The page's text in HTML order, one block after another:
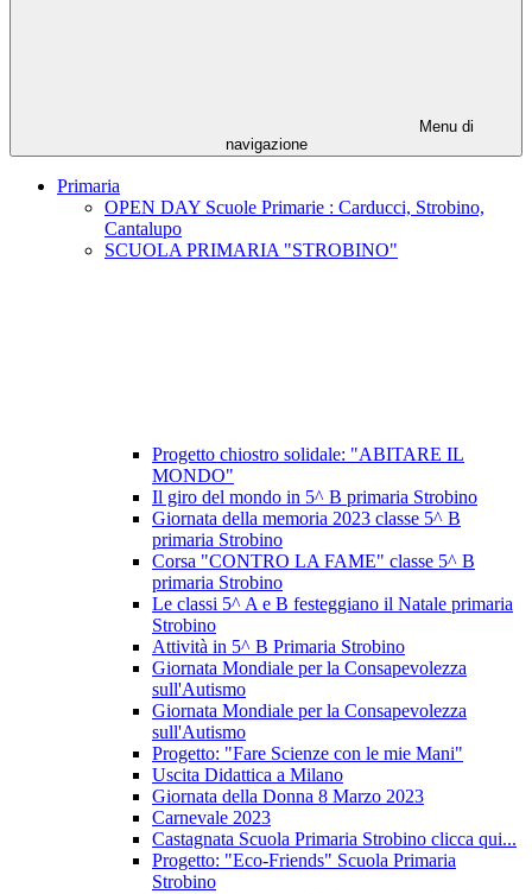
Menu di
navigazione
Primaria
OPEN DAY Scuole Primarie : Carducci, Strobino,
Cantalupo
SCUOLA PRIMARIA "STROBINO"
Progetto chiostro solidale: "ABITARE IL
MONDO"
Il giro del mondo in 5^ B primaria Strobino
Giornata della memoria 2023 classe 5^ B
primaria Strobino
Corsa "CONTRO LA FAME" classe 5^ B
primaria Strobino
Le classi 5^ A e B festeggiano il Natale primaria
Strobino
Attività in 5^ B Primaria Strobino
Giornata Mondiale per la Consapevolezza
sull'Autismo
Giornata Mondiale per la Consapevolezza
sull'Autismo
Progetto: "Fare Scienze con le mie Mani"
Uscita Didattica a Milano
Giornata della Donna 8 Marzo 2023
Carnevale 2023
Castagnata Scuola Primaria Strobino clicca qui...
Progetto: "Eco-Friends" Scuola Primaria
Strobino